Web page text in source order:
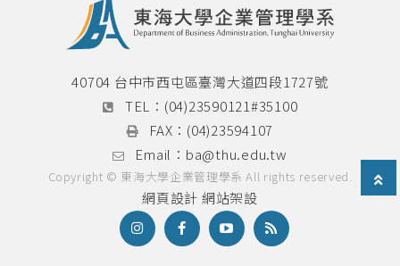
40704 台中市西屯區臺灣大道四段1727號
TEL： (04)23590121#35100
FAX： (04)23594107
Email： ba@thu.edu.tw
Copyright © 東海大學企業管理學系 All rights reserved.
網頁設計 網站架設